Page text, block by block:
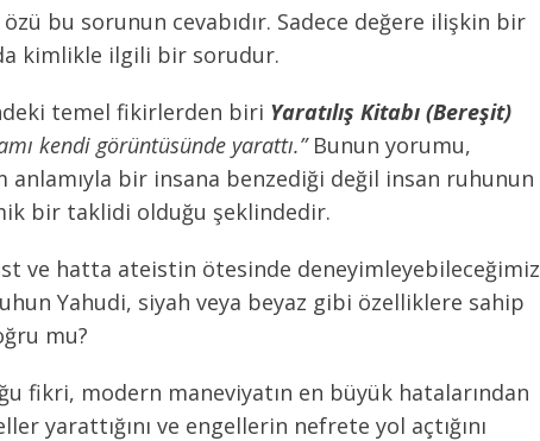
bu sorunun cevabıdır. Sadece değere ilişkin bir
kimlikle ilgili bir sorudur.
temel fikirlerden biri Yaratılış Kitabı (Bereşit)
kendi görüntüsünde yarattı.”Bunun yorumu,
anlamıyla bir insana benzediği değil insan ruhunun
bir taklidi olduğu şeklindedir.
ve hatta ateistin ötesinde deneyimleyebileceğimiz
Yahudi, siyah veya beyaz gibi özelliklere sahip
mu?
fikri, modern maneviyatın en büyük hatalarından
yarattığını ve engellerin nefrete yol açtığını